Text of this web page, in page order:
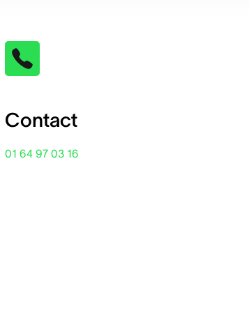
Contact
01 64 97 03 16